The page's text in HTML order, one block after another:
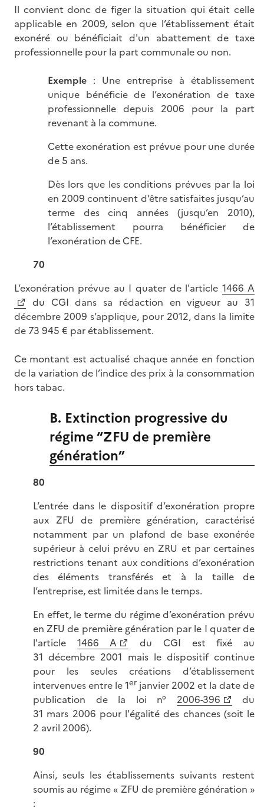
Il convient donc de figer la situation qui était celle
applicable en 2009, selon que l’établissement était
exonéré ou bénéficiait d'un abattement de taxe
professionnelle pour la part communale ou non.
Exemple: Une entreprise à établissement
unique bénéficie de l’exonération de taxe
professionnelle depuis 2006 pour la part
revenant à la commune.
Cette exonération est prévue pour une durée
de 5 ans.
Dès lors que les conditions prévues par la loi
en 2009 continuent d’être satisfaites jusqu’au
terme des cinq années (jusqu’en 2010),
l’établissement pourra bénéficier de
l’exonération de CFE.
70
L’exonération prévue au I quater de l'article 1466 A
du CGI dans sa rédaction en vigueur au 31
décembre 2009 s’applique, pour 2012, dans la limite
de 73 945 € par établissement.
Ce montant est actualisé chaque année en fonction
de la variation de l’indice des prix à la consommation
hors tabac.
B. Extinction progressive du
régime “ZFU de première
génération”
80
L’entrée dans le dispositif d’exonération propre
aux ZFU de première génération, caractérisé
notamment par un plafond de base exonérée
supérieur à celui prévu en ZRU et par certaines
restrictions tenant aux conditions d’exonération
des éléments transférés et à la taille de
l’entreprise, est limitée dans le temps.
En effet, le terme du régime d’exonération prévu
en ZFU de première génération par le I quater de
l'article 1466 A
du CGI est fixé au
31 décembre 2001 mais le dispositif continue
pour les seules créations d’établissement
intervenues entre le 1er janvier 2002 et la date de
publication de la loi n° 2006-396
du
31 mars 2006 pour l'égalité des chances (soit le
2 avril 2006).
90
Ainsi, seuls les établissements suivants restent
soumis au régime « ZFU de première génération »
: